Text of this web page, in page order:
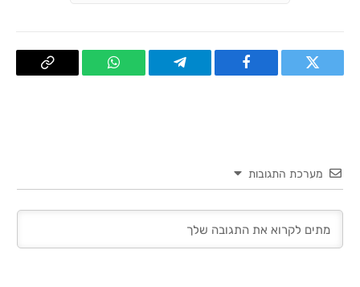
טוויטר פייסבוק Telegram
WhatsApp העתק
מערכת התגובות